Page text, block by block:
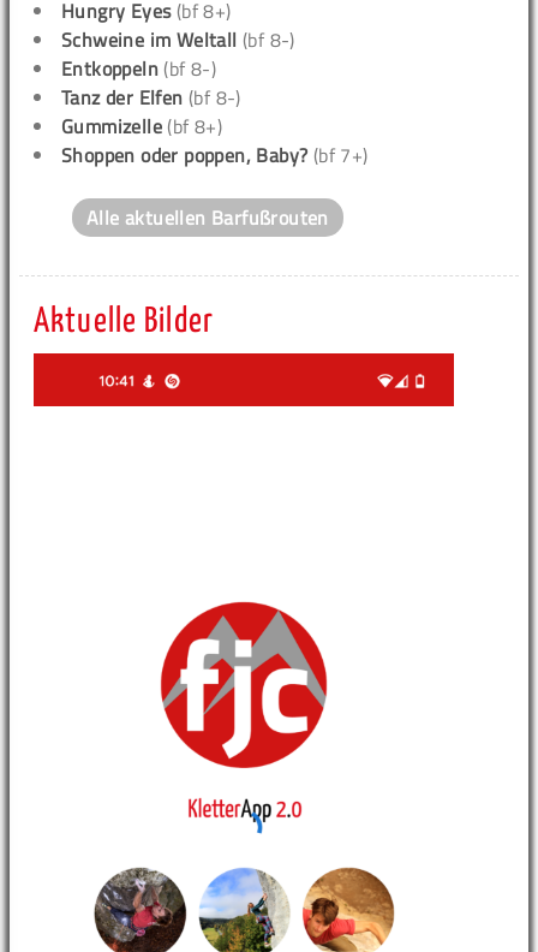
Hungry Eyes(bf 8+)
Schweine im Weltall (bf 8-)
Entkoppeln (bf 8-)
Tanz der Elfen (bf 8-)
Gummizelle (bf 8+)
Shoppen oder poppen, Baby? (bf 7+)
Alle aktuellen Barfußrouten
Aktuelle Bilder